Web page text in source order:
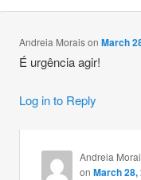
Andreia MoraisonMarch
É urgência agir!
Log in to Reply
Andreia
on March 28,